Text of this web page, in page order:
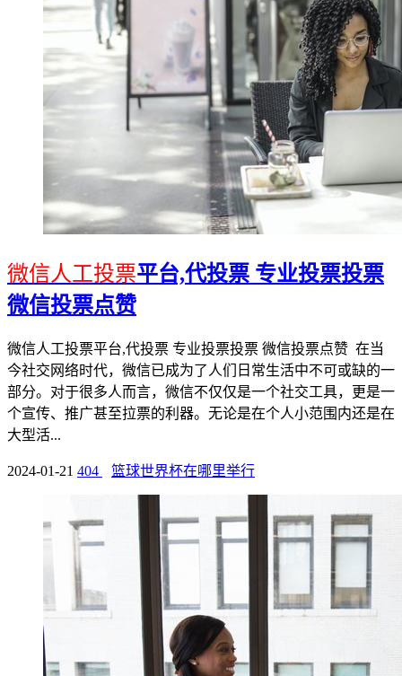
微信人工投票平台,代投票 专业投票投票
微信投票点赞
微信人工投票平台,代投票 专业投票投票 微信投票点赞 在当
今社交网络时代，微信已成为了人们日常生活中不可或缺的一
部分。对于很多人而言，微信不仅仅是一个社交工具，更是一
个宣传、推广甚至拉票的利器。无论是在个人小范围内还是在
大型活...
2024-01-21 404 篮球世界杯在哪里举行